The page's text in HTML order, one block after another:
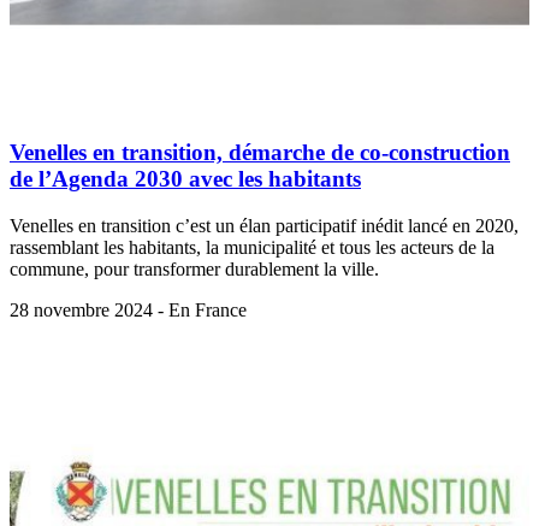
Venelles en transition, démarche de co-construction
de l’Agenda 2030 avec les habitants
Venelles en transition c’est un élan participatif inédit lancé en 2020,
rassemblant les habitants, la municipalité et tous les acteurs de la
commune, pour transformer durablement la ville.
28 novembre 2024 - En France